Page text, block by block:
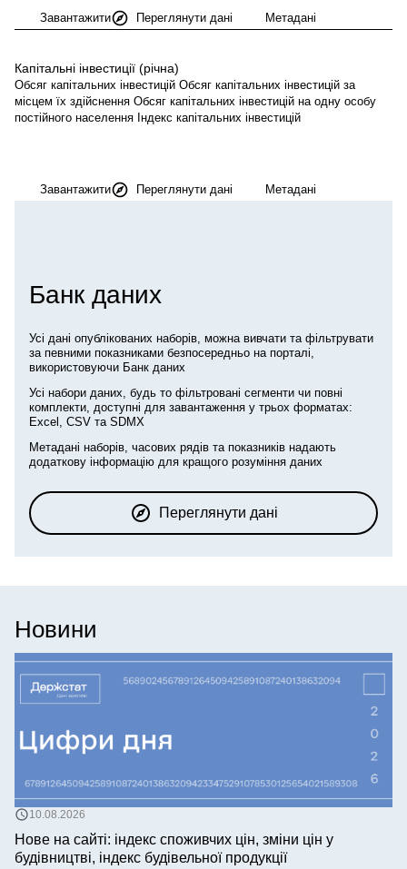
Завантажити Переглянути дані Метадані
Капітальні інвестиції (річна)
Обсяг капітальних інвестицій Обсяг капітальних інвестицій за
місцем їх здійснення Обсяг капітальних інвестицій на одну особу
постійного населення Індекс капітальних інвестицій
Завантажити Переглянути дані Метадані
Банк даних
Усі дані опублікованих наборів, можна вивчати та фільтрувати
за певними показниками безпосередньо на порталі,
використовуючи Банк даних
Усі набори даних, будь то фільтровані сегменти чи повні
комплекти, доступні для завантаження у трьох форматах:
Excel, CSV та SDMX
Метадані наборів, часових рядів та показників надають
додаткову інформацію для кращого розуміння даних
Переглянути дані
Новини
10.08.2026
Нове на сайті: індекс споживчих цін, зміни цін у
будівництві, індекс будівельної продукції